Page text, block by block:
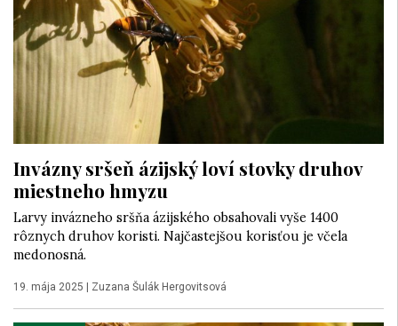
Invázny sršeň ázijský loví stovky druhov
miestneho hmyzu
Larvy invázneho sršňa ázijského obsahovali vyše 1400
rôznych druhov koristi. Najčastejšou korisťou je včela
medonosná.
19. mája 2025 Zuzana Šulák Hergovitsová